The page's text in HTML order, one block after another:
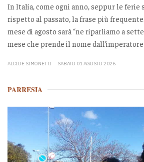
In Italia, come ogni anno, seppur le ferie
rispetto al passato, la frase più
mese di agosto sarà “ne riparliamo a
mese che prende il nome dall’imperatore
ALCIDE SIMONETTI SABATO 01 AGOSTO 2026
PARRESIA